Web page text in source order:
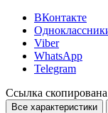
ВКонтакте
Viber
WhatsApp
Telegram
Ссылка скопирована
Все характеристики